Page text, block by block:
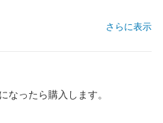
さらに表示
なったら購入します。